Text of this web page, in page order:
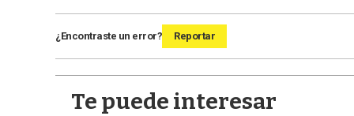
¿Encontraste un error? Reportar
Te puede interesar